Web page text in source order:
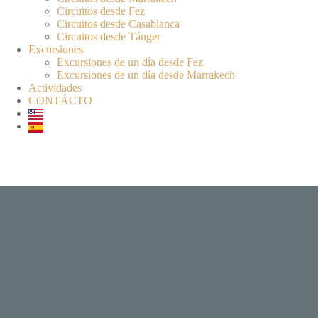
Circuitos desde Fez
Circuitos desde Casablanca
Circuitos desde Tánger
Excursiones
Excursiones de un día desde Fez
Excursiones de un día desde Marrakech
Actividades
CONTÁCTO